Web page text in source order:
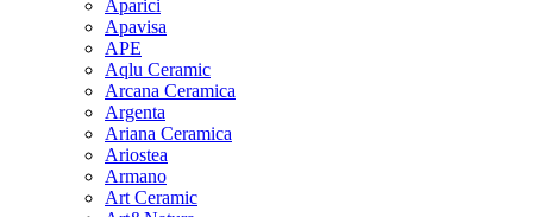
Aparici
Apavisa
APE
Aqlu Ceramic
Arcana Ceramica
Argenta
Ariana Ceramica
Ariostea
Armano
Art Ceramic